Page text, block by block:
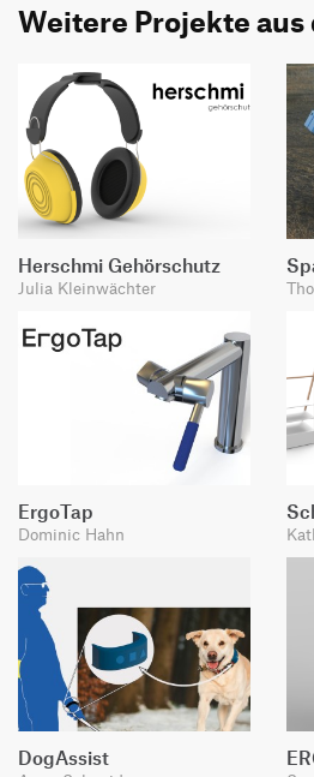
Weitere Projekte aus
Herschmi Gehörschutz
Julia Kleinwächter
ErgoTap
Dominic Hahn
DogAssist